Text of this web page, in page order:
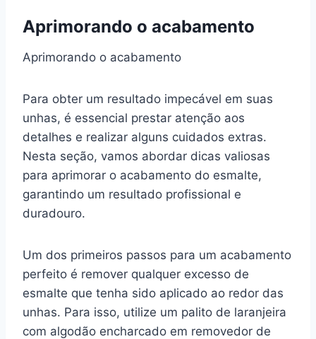
Aprimorando o acabamento
Aprimorando o acabamento
Para obter um resultado impecável em suas
unhas, é essencial prestar atenção aos
detalhes e realizar alguns cuidados extras.
Nesta seção, vamos abordar dicas valiosas
para aprimorar o acabamento do esmalte,
garantindo um resultado profissional e
duradouro.
Um dos primeiros passos para um acabamento
perfeito é remover qualquer excesso de
esmalte que tenha sido aplicado ao redor das
unhas. Para isso, utilize um palito de laranjeira
com algodão encharcado em removedor de